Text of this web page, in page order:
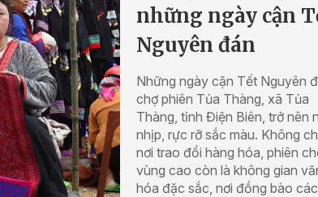
những ngày cận
Nguyên đán
Những ngày cận Tết Nguyên
chợ phiên Tủa Thàng, xã Tủa
Thàng, tỉnh Điện Biên, trở nên
nhịp, rực rỡ sắc màu. Không
nơi trao đổi hàng hóa, phiên
vùng cao còn là không gian
hóa đặc sắc, nơi đồng bào